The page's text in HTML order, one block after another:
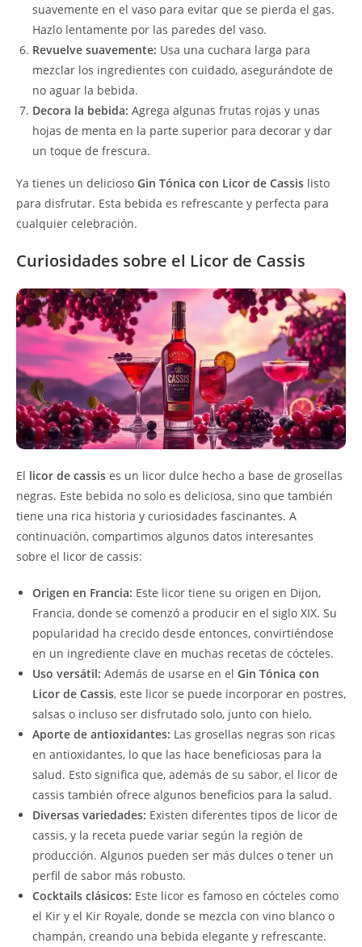
suavemente en el vaso para evitar que se pierda el gas.
Hazlo lentamente por las paredes del vaso.
Revuelve suavemente: Usa una cuchara larga para
mezclar los ingredientes con cuidado, asegurándote de
no aguar la bebida.
Decora la bebida: Agrega algunas frutas rojas y unas
hojas de menta en la parte superior para decorar y dar
un toque de frescura.
Ya tienes un delicioso Gin Tónica con Licor de Cassis listo
para disfrutar. Esta bebida es refrescante y perfecta para
cualquier celebración.
Curiosidades sobre el Licor de Cassis
El licor de cassis es un licor dulce hecho a base de grosellas
negras. Este bebida no solo es deliciosa, sino que también
tiene una rica historia y curiosidades fascinantes. A
continuación, compartimos algunos datos interesantes
sobre el licor de cassis:
Origen en Francia: Este licor tiene su origen en Dijon,
Francia, donde se comenzó a producir en el siglo XIX. Su
popularidad ha crecido desde entonces, convirtiéndose
en un ingrediente clave en muchas recetas de cócteles.
Uso versátil: Además de usarse en el Gin Tónica con
Licor de Cassis, este licor se puede incorporar en postres,
salsas o incluso ser disfrutado solo, junto con hielo.
Aporte de antioxidantes: Las grosellas negras son ricas
en antioxidantes, lo que las hace beneficiosas para la
salud. Esto significa que, además de su sabor, el licor de
cassis también ofrece algunos beneficios para la salud.
Diversas variedades: Existen diferentes tipos de licor de
cassis, y la receta puede variar según la región de
producción. Algunos pueden ser más dulces o tener un
perfil de sabor más robusto.
Cocktails clásicos: Este licor es famoso en cócteles como
el Kir y el Kir Royale, donde se mezcla con vino blanco o
champán, creando una bebida elegante y refrescante.